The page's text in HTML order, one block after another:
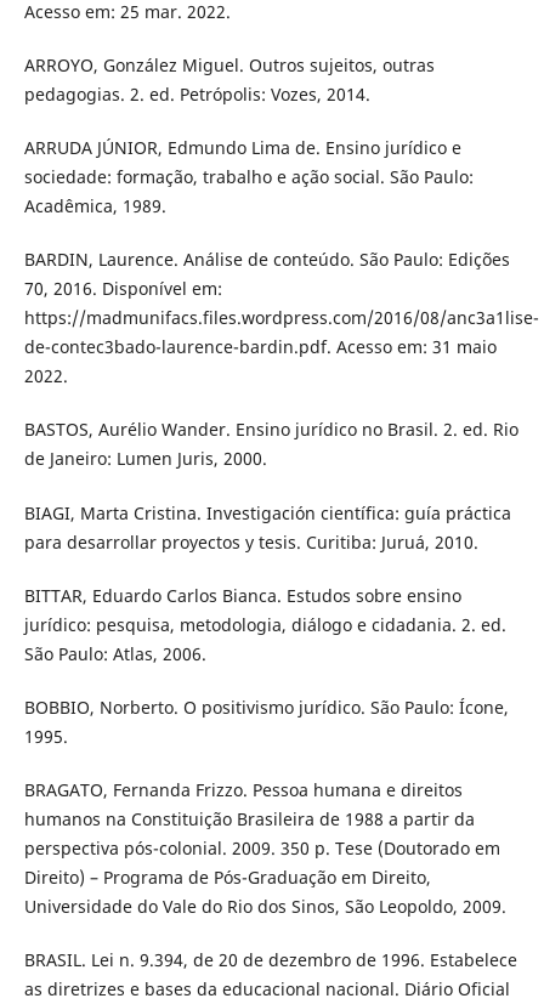
Acesso em: 25 mar. 2022.
ARROYO, González Miguel. Outros sujeitos, outras
pedagogias. 2. ed. Petrópolis: Vozes, 2014.
ARRUDA JÚNIOR, Edmundo Lima de. Ensino jurídico e
sociedade: formação, trabalho e ação social. São Paulo:
Acadêmica, 1989.
BARDIN, Laurence. Análise de conteúdo. São Paulo: Edições
70, 2016. Disponível em:
https://madmunifacs.files.wordpress.com/2016/08/anc3a1lise-
de-contec3bado-laurence-bardin.pdf. Acesso em: 31 maio
2022.
BASTOS, Aurélio Wander. Ensino jurídico no Brasil. 2. ed. Rio
de Janeiro: Lumen Juris, 2000.
BIAGI, Marta Cristina. Investigación científica: guía práctica
para desarrollar proyectos y tesis. Curitiba: Juruá, 2010.
BITTAR, Eduardo Carlos Bianca. Estudos sobre ensino
jurídico: pesquisa, metodologia, diálogo e cidadania. 2. ed.
São Paulo: Atlas, 2006.
BOBBIO, Norberto. O positivismo jurídico. São Paulo: Ícone,
1995.
BRAGATO, Fernanda Frizzo. Pessoa humana e direitos
humanos na Constituição Brasileira de 1988 a partir da
perspectiva pós-colonial. 2009. 350 p. Tese (Doutorado em
Direito) – Programa de Pós-Graduação em Direito,
Universidade do Vale do Rio dos Sinos, São Leopoldo, 2009.
BRASIL. Lei n. 9.394, de 20 de dezembro de 1996. Estabelece
as diretrizes e bases da educacional nacional. Diário Oficial